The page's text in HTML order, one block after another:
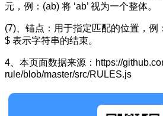
元，例：(ab) 将 ‘ab’ 视为一个整体。
(7)、锚点：用于指定匹配的位置，例
$ 表示字符串的结束。
4、本页面数据来源：https://
rule/blob/master/src/RULES.js